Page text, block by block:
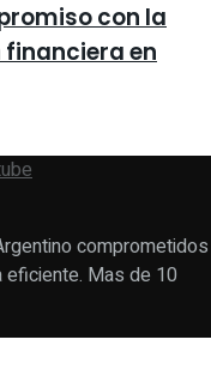
con la
en
comprometidos
eficiente. Mas de 10